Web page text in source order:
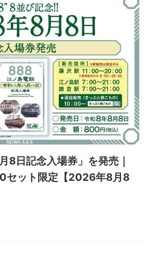
8日記念入場券」を発売｜
セット限定【2026年8月8